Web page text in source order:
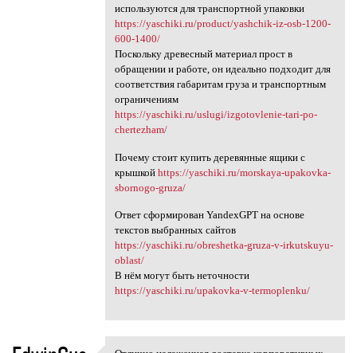
используются для транспортной упаковки
https://yaschiki.ru/product/yashchik-iz-osb-1200-
600-1400/
Поскольку древесный материал прост в
обращении и работе, он идеально подходит для
соответствия габаритам груза и транспортным
ограничениям
https://yaschiki.ru/uslugi/izgotovlenie-tari-po-
chertezham/
Почему стоит купить деревянные ящики с
крышкой https://yaschiki.ru/morskaya-upakovka-
sbornogo-gruza/
Ответ сформирован YandexGPT на основе
текстов выбранных сайтов
https://yaschiki.ru/obreshetka-gruza-v-irkutskuyu-
oblast/
В нём могут быть неточности
https://yaschiki.ru/upakovka-v-termoplenku/